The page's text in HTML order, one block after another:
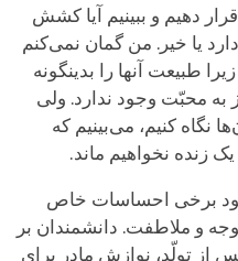
دهیم و ببینیم آیا کشش
یا خیر. من گمان نمی‌کنم
طبیعت آنها را بدینگونه
به محبّت وجود ندارد. ولی
نگاه کنیم، می‌بینیم که
زنده نخواهیم ماند.
برخی احساسات خاص
و ملاطفت. دانشمندان بر
از تولّد، نوازش مادر برای